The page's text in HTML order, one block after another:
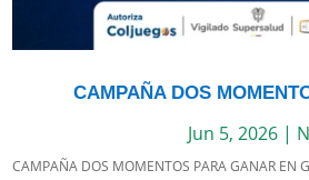
CAMPAÑA DOS
Jun 5, 2026|
CAMPAÑA DOS MOMENTOS PARA GANAR